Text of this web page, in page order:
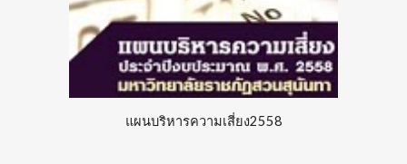
แผนบริหารความเสี่ยง2558